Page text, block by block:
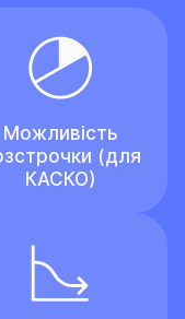
Можливість
(для
КАСКО)